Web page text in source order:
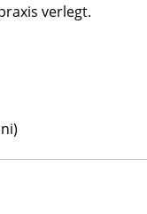
verlegt.